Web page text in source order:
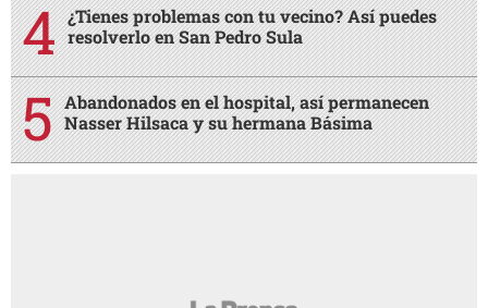
¿Tienes problemas con tu vecino? Así puedes
resolverlo en San Pedro Sula
Abandonados en el hospital, así permanecen
Nasser Hilsaca y su hermana Básima